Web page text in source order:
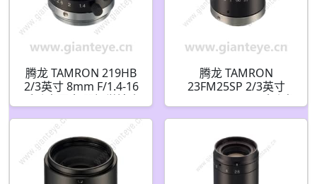
腾龙 TAMRON 219HB
2/3英寸 8mm F/1.4-16
手动光圈 机器视觉镜头
腾龙 TAMRON
23FM25SP 2/3英寸
25mm F/1.4-22 手动光